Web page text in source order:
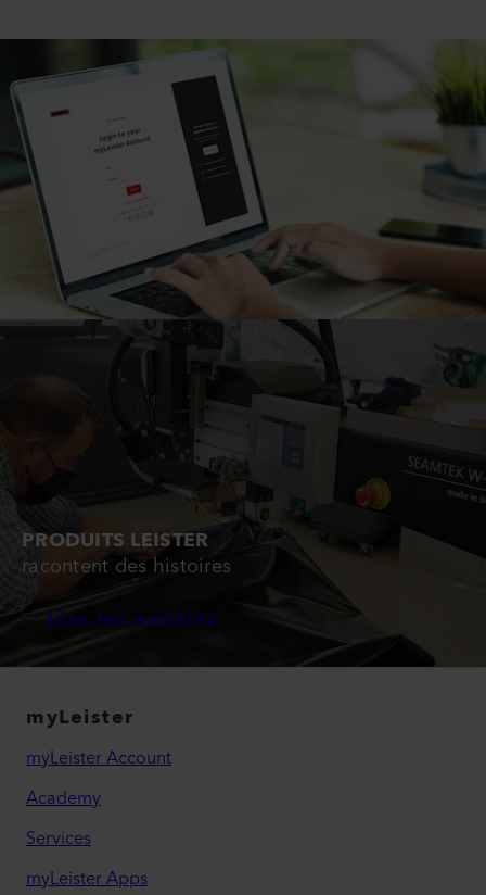
PRODUITS LEISTER
racontent des histoires
Lire les articles
myLeister
myLeister Account
Academy
Services
myLeister Apps